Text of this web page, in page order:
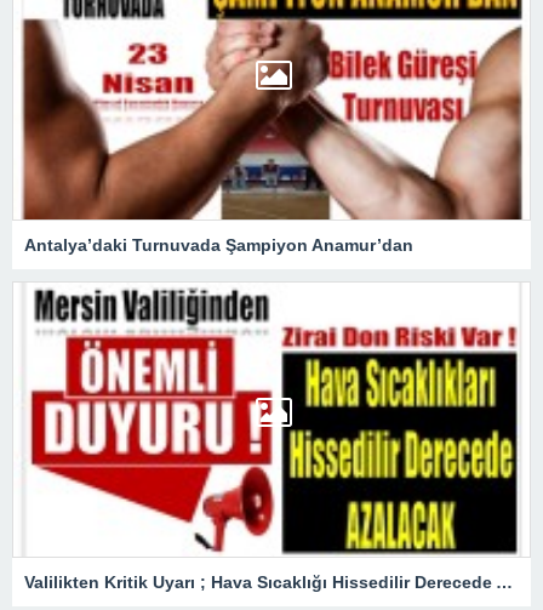
Antalya’daki Turnuvada Şampiyon Anamur’dan
Valilikten Kritik Uyarı ; Hava Sıcaklığı Hissedilir Derecede Azalacak!